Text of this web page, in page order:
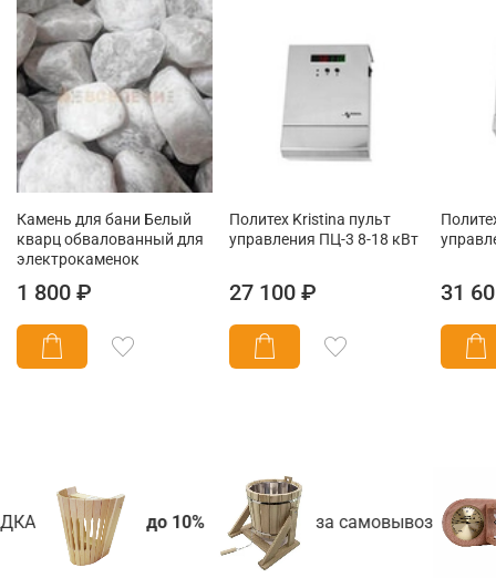
Камень для бани Белый
кварц обвалованный для
электрокаменок
1 800 ₽
Политех Kristina пульт
управления ПЦ-3 8-18 кВт
27 100 ₽ 31
до 10% за самовывоз